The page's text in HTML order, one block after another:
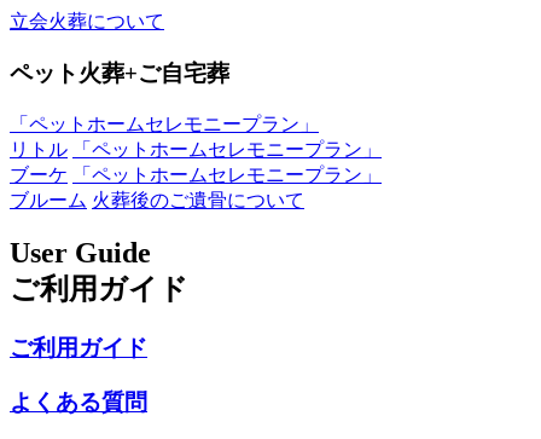
立会火葬について
ペット火葬+ご自宅葬
「ペットホームセレモニープラン」
リトル
「ペットホームセレモニープラン」
ブーケ
「ペットホームセレモニープラン」
ブルーム 火葬後のご遺骨について
User Guide
ご利用ガイド
ご利用ガイド
よくある質問